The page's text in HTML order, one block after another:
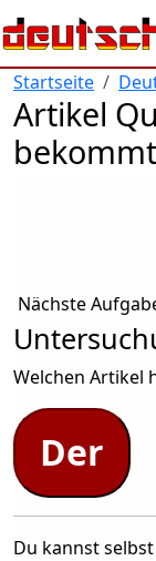
Direkt zum Inhalt
Startseite
Artikel
Nächste
Welchen Artikel
Der
Du kannst